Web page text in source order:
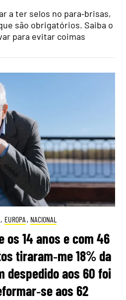
a ter selos no para‑brisas,
são obrigatórios. Saiba o
para evitar coimas
, EUROPA , NACIONAL
os 14 anos e com 46
tiraram‑me 18% da
despedido aos 60 foi
aos 62